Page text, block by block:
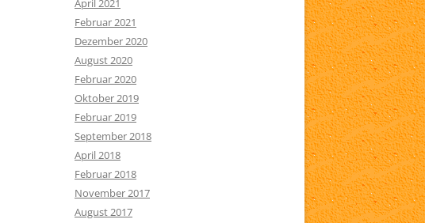
April 2021
Februar 2021
Dezember 2020
August 2020
Februar 2020
Oktober 2019
Februar 2019
September 2018
April 2018
Februar 2018
November 2017
August 2017